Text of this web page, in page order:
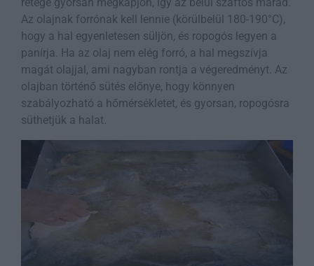
Az olajnak forrónak kell lennie (körülbelül 180-190°C),
hogy a hal egyenletesen süljön, és ropogós legyen a
panírja. Ha az olaj nem elég forró, a hal megszívja
magát olajjal, ami nagyban rontja a végeredményt. Az
olajban történő sütés előnye, hogy könnyen
szabályozható a hőmérsékletet, és gyorsan, ropogósra
süthetjük a halat.